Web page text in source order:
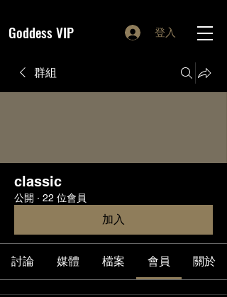
Goddess VIP 登入
群組
classic
公開 · 22 位會員
加入
討論 媒體 檔案 會員 關於